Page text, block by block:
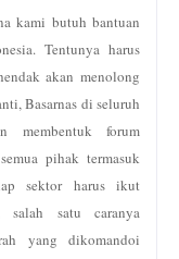
kami butuh bantuan
Tentunya harus
akan menolong
Basarnas di seluruh
membentuk forum
pihak termasuk
sektor harus ikut
salah satu caranya
yang dikomandoi